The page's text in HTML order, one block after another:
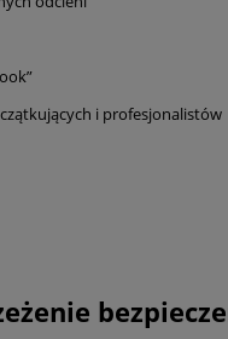
i profesjonalistów